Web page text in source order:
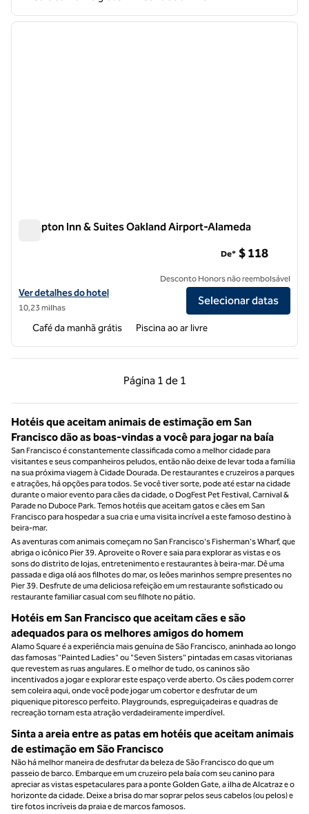
1 de 12
Hampton Inn & Suites Oakland Airport-Alameda
Exibir detalhes do hotel Hampton Inn & Suites Oakland Airport-
Ver detalhes do hotel
10,23 milhas
De* $ 118
Desconto Honors não reembolsável
Selecionar datas
Café da manhã grátis Piscina ao ar livre
Página 1 de 1
Página anterior, 1 de 1
Página 1 de 1
Hotéis que aceitam animais de estimação em San
Francisco dão as boas-vindas a você para jogar na baía
San Francisco é constantemente classificada como a melhor cidade para
visitantes e seus companheiros peludos, então não deixe de levar toda a família
na sua próxima viagem à Cidade Dourada. De restaurantes e cruzeiros a parques
e atrações, há opções para todos. Se você tiver sorte, pode até estar na cidade
durante o maior evento para cães da cidade, o DogFest Pet Festival, Carnival &
Parade no Duboce Park. Temos hotéis que aceitam gatos e cães em San
Francisco para hospedar a sua cria e uma visita incrível a este famoso destino à
beira-mar.
As aventuras com animais começam no San Francisco's Fisherman's Wharf, que
abriga o icônico Pier 39. Aproveite o Rover e saia para explorar as vistas e os
sons do distrito de lojas, entretenimento e restaurantes à beira-mar. Dê uma
passada e diga olá aos filhotes do mar, os leões marinhos sempre presentes no
Pier 39. Desfrute de uma deliciosa refeição em um restaurante sofisticado ou
restaurante familiar casual com seu filhote no pátio.
Hotéis em San Francisco que aceitam cães e são
adequados para os melhores amigos do homem
Alamo Square é a experiência mais genuína de São Francisco, aninhada ao longo
das famosas "Painted Ladies" ou "Seven Sisters" pintadas em casas vitorianas
que revestem as ruas angulares. E o melhor de tudo, os caninos são
incentivados a jogar e explorar este espaço verde aberto. Os cães podem correr
sem coleira aqui, onde você pode jogar um cobertor e desfrutar de um
piquenique pitoresco perfeito. Playgrounds, espreguiçadeiras e quadras de
recreação tornam esta atração verdadeiramente imperdível.
Sinta a areia entre as patas em hotéis que aceitam animais
de estimação em São Francisco
Não há melhor maneira de desfrutar da beleza de São Francisco do que um
passeio de barco. Embarque em um cruzeiro pela baía com seu canino para
apreciar as vistas espetaculares para a ponte Golden Gate, a ilha de Alcatraz e o
horizonte da cidade. Deixe a brisa do mar soprar pelos seus cabelos (ou pelos) e
tire fotos incríveis da praia e de marcos famosos.